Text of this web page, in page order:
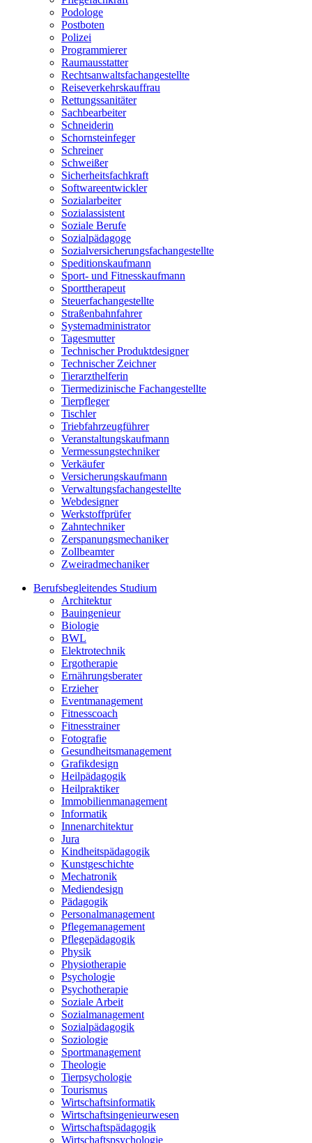
Podologe
Postboten
Polizei
Programmierer
Raumausstatter
Rechtsanwaltsfachangestellte
Reiseverkehrskauffrau
Rettungssanitäter
Sachbearbeiter
Schneiderin
Schornsteinfeger
Schreiner
Schweißer
Sicherheitsfachkraft
Softwareentwickler
Sozialarbeiter
Sozialassistent
Soziale Berufe
Sozialpädagoge
Sozialversicherungsfachangestellte
Speditionskaufmann
Sport- und Fitnesskaufmann
Sporttherapeut
Steuerfachangestellte
Straßenbahnfahrer
Systemadministrator
Tagesmutter
Technischer Produktdesigner
Technischer Zeichner
Tierarzthelferin
Tiermedizinische Fachangestellte
Tierpfleger
Tischler
Triebfahrzeugführer
Veranstaltungskaufmann
Vermessungstechniker
Verkäufer
Versicherungskaufmann
Verwaltungsfachangestellte
Webdesigner
Werkstoffprüfer
Zahntechniker
Zerspanungsmechaniker
Zollbeamter
Zweiradmechaniker
Berufsbegleitendes Studium
Architektur
Bauingenieur
Biologie
BWL
Elektrotechnik
Ergotherapie
Ernährungsberater
Erzieher
Eventmanagement
Fitnesscoach
Fitnesstrainer
Fotografie
Gesundheitsmanagement
Grafikdesign
Heilpädagogik
Heilpraktiker
Immobilienmanagement
Informatik
Innenarchitektur
Jura
Kindheitspädagogik
Kunstgeschichte
Mechatronik
Mediendesign
Pädagogik
Personalmanagement
Pflegemanagement
Pflegepädagogik
Physik
Physiotherapie
Psychologie
Psychotherapie
Soziale Arbeit
Sozialmanagement
Sozialpädagogik
Soziologie
Sportmanagement
Theologie
Tierpsychologie
Tourismus
Wirtschaftsinformatik
Wirtschaftsingenieurwesen
Wirtschaftspädagogik
Wirtschaftspsychologie